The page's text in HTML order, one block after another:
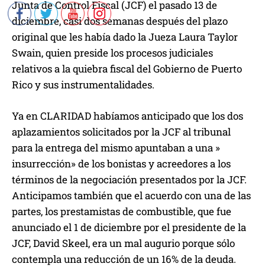
Junta de Control Fiscal (JCF) el pasado 13 de
diciembre, casi dos semanas después del plazo
original que les había dado la Jueza Laura Taylor
Swain, quien preside los procesos judiciales
relativos a la quiebra fiscal del Gobierno de Puerto
Rico y sus instrumentalidades.
Ya en CLARIDAD habíamos anticipado que los dos
aplazamientos solicitados por la JCF al tribunal
para la entrega del mismo apuntaban a una »
insurrección» de los bonistas y acreedores a los
términos de la negociación presentados por la JCF.
Anticipamos también que el acuerdo con una de las
partes, los prestamistas de combustible, que fue
anunciado el 1 de diciembre por el presidente de la
JCF, David Skeel, era un mal augurio porque sólo
contempla una reducción de un 16% de la deuda.